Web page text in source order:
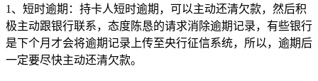
1、短时逾期：持卡人短时逾期，可以主动还清欠款，然后积
极主动跟银行联系，态度陈恳的请求消除逾期记录，有些银行
是下个月才会将逾期记录上传至央行征信系统，所以，逾期后
一定要尽快主动还清欠款。